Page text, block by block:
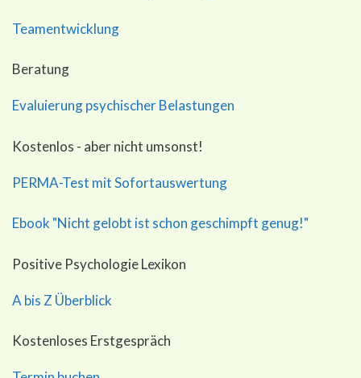
Teamentwicklung
Beratung
Evaluierung psychischer Belastungen
Kostenlos - aber nicht umsonst!
PERMA-Test mit Sofortauswertung
Ebook "Nicht gelobt ist schon geschimpft genug!"
Positive Psychologie Lexikon
A bis Z Überblick
Kostenloses Erstgespräch